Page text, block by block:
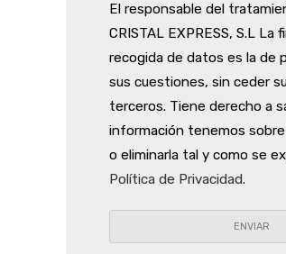
El responsable del
CRISTAL EXPRESS, S.L La
recogida de datos es la de
sus cuestiones, sin ceder
terceros. Tiene derecho a
información tenemos
o eliminarla tal y como se
Política de Privacidad.